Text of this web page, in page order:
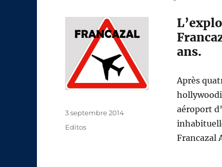
ans.
Après
aéroport
Francazal
Publié
le
3 septembre 2014
Catégories
Editos